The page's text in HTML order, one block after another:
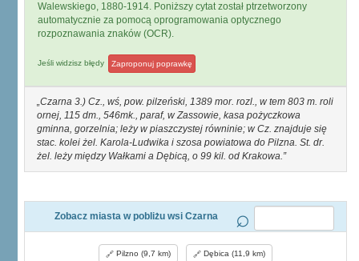
Walewskiego, 1880-1914. Poniższy cytat został ptrzetworzony
automatycznie za pomocą oprogramowania optycznego
rozpoznawania znaków (OCR).
Jeśli widzisz błędy Zaproponuj poprawkę
Czarna 3.) Cz., wś, pow. pilzeński, 1389 mor. rozl., w tem 803 m. roli
ornej, 115 dm., 546mk., paraf, w Zassowie, kasa pożyczkowa
gminna, gorzelnia; leży w piaszczystej równinie; w Cz. znajduje się
stac. kolei żel. Karola-Ludwika i szosa powiatowa do Pilzna. St. dr.
żel. leży między Wałkami a Dębicą, o 99 kil. od Krakowa.
Zobacz miasta w pobliżu wsi Czarna
Pilzno (9,7 km) Dębica (11,9 km)